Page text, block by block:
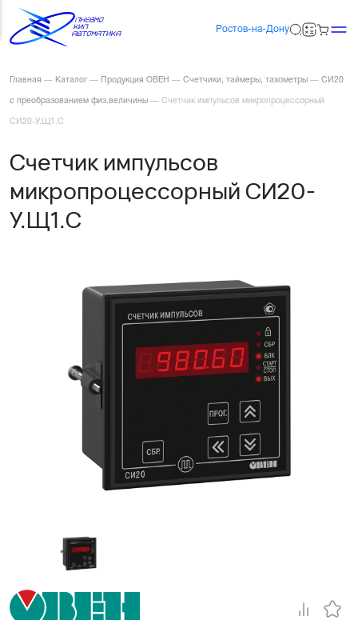
Ростов-на-Дону
Главная — Каталог — Продукция ОВЕН — Счетчики, таймеры, тахометры — СИ20
с преобразованием физ.величины — Счетчик импульсов микропроцессорный
СИ20-У.Щ1.С
Счетчик импульсов
микропроцессорный СИ20-
У.Щ1.С